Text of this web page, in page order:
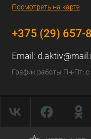
Посмотреть на карте
+375 (29) 657-
Email:
График работы Пн-Пт: